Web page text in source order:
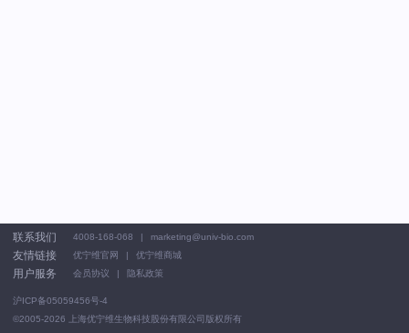
联系我们 4008-168-068 marketing@univ-bio.com
友情链接 优宁维官网 优宁维商城
用户服务 会员协议 隐私政策
沪ICP备05059456号-4
©2005-2026 上海优宁维生物科技股份有限公司版权所有